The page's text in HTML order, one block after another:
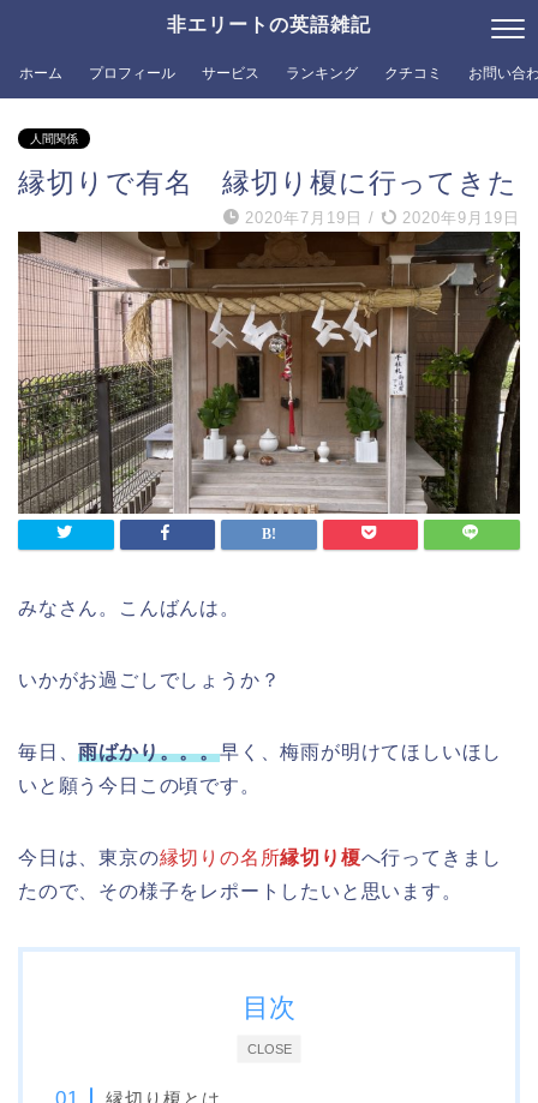
非エリートの英語雑記
ホーム プロフィール サービス ランキング クチコミ お問い合
人間関係
縁切りで有名 縁切り榎に行ってきた
2020年7月19日 / 2020年9月19日
みなさん。こんばんは。
いかがお過ごしでしょうか？
毎日、雨ばかり。。。早く、梅雨が明けてほしいほし
いと願う今日この頃です。
今日は、東京の縁切りの名所縁切り榎へ行ってきまし
たので、その様子をレポートしたいと思います。
CLOSE
目次
縁切り榎とは